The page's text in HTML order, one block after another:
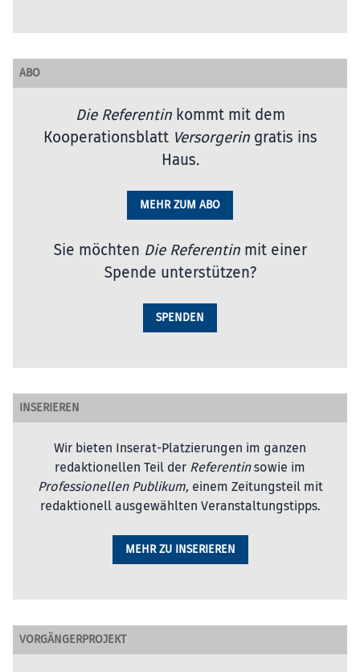
ABO
Die Referentinkommt mit dem
Kooperationsblatt Versorgeringratis ins
Haus.
MEHR ZUM ABO
Sie möchten Die Referentinmit einer
Spende unterstützen?
SPENDEN
INSERIEREN
Wir bieten Inserat-Platzierungen im ganzen
redaktionellen Teil der Referentinsowie im
Professionellen Publikum, einem Zeitungsteil mit
redaktionell ausgewählten Veranstaltungstipps.
MEHR ZU INSERIEREN
VORGÄNGERPROJEKT